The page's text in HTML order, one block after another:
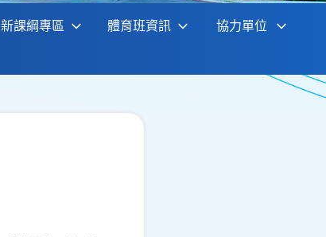
新課綱專區 體育班資訊 協力單位